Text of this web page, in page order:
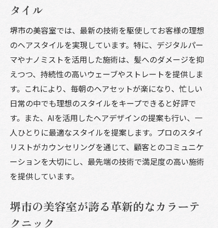
タイル
堺市の美容室では、最新の技術を駆使してお客様の理想
のヘアスタイルを実現しています。特に、デジタルパー
マやナノミストを活用した施術は、髪へのダメージを抑
えつつ、持続性の高いウェーブやストレートを提供しま
す。これにより、毎朝のヘアセットが楽になり、忙しい
日常の中でも理想のスタイルをキープできると好評で
す。また、AIを活用したヘアデザインの提案も行い、一
人ひとりに最適なスタイルを提案します。プロのスタイ
リストがカウンセリングを通じて、顧客とのコミュニケ
ーションを大切にし、最先端の技術で満足度の高い施術
を提供しています。
堺市の美容室が誇る革新的なカラーテ
クニック